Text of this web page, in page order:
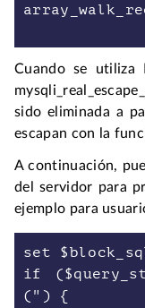
Cuando se
sido eliminada a
escapan con la
A continuación,
del servidor para
ejemplo para
set
if
(") {